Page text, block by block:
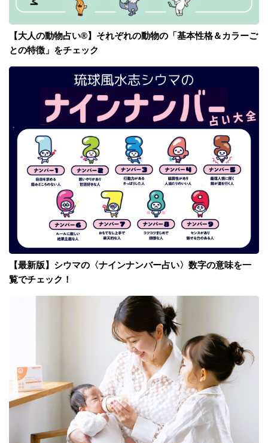
【大人の動物占い®】それぞれの動物の「基本性格＆カラーご
との特徴」をチェック
【最新版】シウマの〈ナインナンバー占い〉数字の意味を一
覧でチェック！